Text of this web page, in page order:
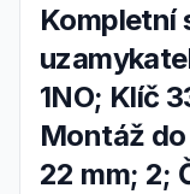
Kompletní sestava
1NO; Klíč
Montáž
22 mm; 2;